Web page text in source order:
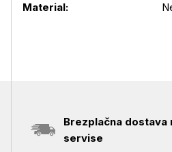
Material:
Brezplačna dostava
servise